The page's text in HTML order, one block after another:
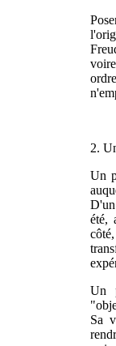
2.
Un
été,
Un
Sa